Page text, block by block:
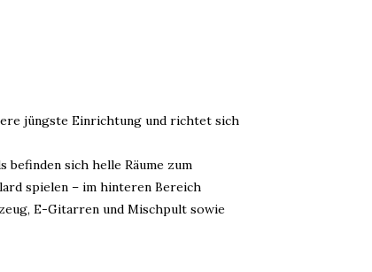
jüngste Einrichtung und richtet sich
befinden sich helle Räume zum
spielen – im hinteren Bereich
E-Gitarren und Mischpult sowie